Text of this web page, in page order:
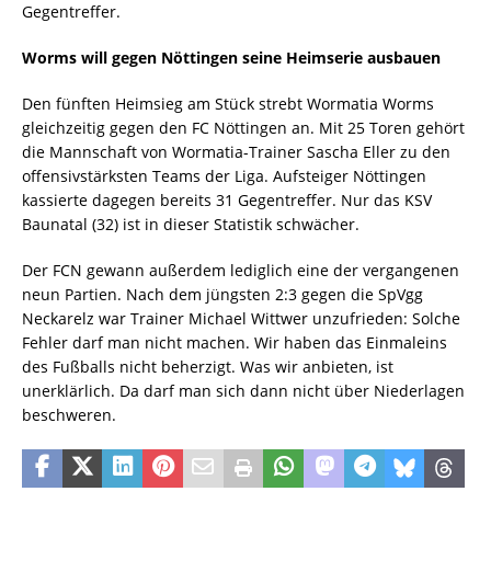
Gegentreffer.
Worms will gegen Nöttingen seine Heimserie ausbauen
Den fünften Heimsieg am Stück strebt Wormatia Worms
gleichzeitig gegen den FC Nöttingen an. Mit 25 Toren gehört
die Mannschaft von Wormatia-Trainer Sascha Eller zu den
offensivstärksten Teams der Liga. Aufsteiger Nöttingen
kassierte dagegen bereits 31 Gegentreffer. Nur das KSV
Baunatal (32) ist in dieser Statistik schwächer.
Der FCN gewann außerdem lediglich eine der vergangenen
neun Partien. Nach dem jüngsten 2:3 gegen die SpVgg
Neckarelz war Trainer Michael Wittwer unzufrieden: Solche
Fehler darf man nicht machen. Wir haben das Einmaleins
des Fußballs nicht beherzigt. Was wir anbieten, ist
unerklärlich. Da darf man sich dann nicht über Niederlagen
beschweren.